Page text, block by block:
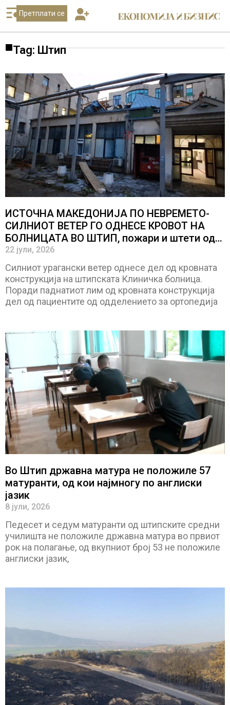
Претплати се
Tag: Штип
ИСТОЧНА МАКЕДОНИЈА ПО НЕВРЕМЕТО-
СИЛНИОТ ВЕТЕР ГО ОДНЕСЕ КРОВОТ НА
БОЛНИЦАТА ВО ШТИП, пожари и штети од
невремето има и во Свети Николе и
Пробиштип
22 јули, 2026
Силниот урагански ветер однесе дел од кровната
конструкција на штипската Клиничка болница.
Поради паднатиот лим од кровната конструкција
дел од пациентите од одделението за ортопедија
Во Штип државна матура не положиле 57
матуранти, од кои најмногу по англиски
јазик
8 јули, 2026
Педесет и седум матуранти од штипските средни
училишта не положиле државна матура во првиот
рок на полагање, од вкупниот број 53 не положиле
англиски јазик,